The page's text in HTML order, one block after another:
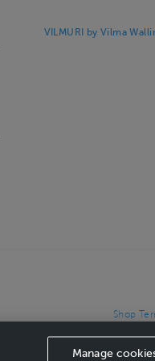
VILMURI by Vilma
Shop
Manage